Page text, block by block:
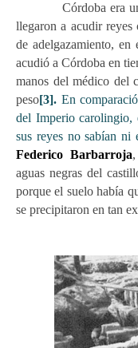
Córdoba era
llegaron a acudir reyes
de adelgazamiento,
acudió a Córdoba en
manos del médico del
peso[3]. En
del Imperio carolingio,
sus reyes no sabían ni
Federico Barbarroja,
aguas negras del
porque el suelo había
se precipitaron en tan